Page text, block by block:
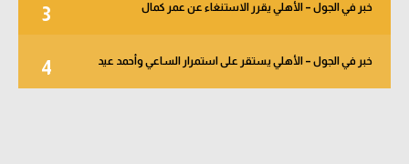
3 خبر في الجول – الأهلي يقرر الاستنغاء عن عمر كمال
4 خبر في الجول – الأهلي يستقر على استمرار الساعي وأحمد عيد